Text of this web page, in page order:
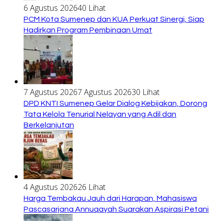
6 Agustus 202640 Lihat
PCM Kota Sumenep dan KUA Perkuat Sinergi, Siap
Hadirkan Program Pembinaan Umat
7 Agustus 20267 Agustus 202630 Lihat
DPD KNTI Sumenep Gelar Dialog Kebijakan, Dorong
Tata Kelola Tenurial Nelayan yang Adil dan
Berkelanjutan
4 Agustus 202626 Lihat
Harga Tembakau Jauh dari Harapan, Mahasiswa
Pascasarjana Annuqayah Suarakan Aspirasi Petani